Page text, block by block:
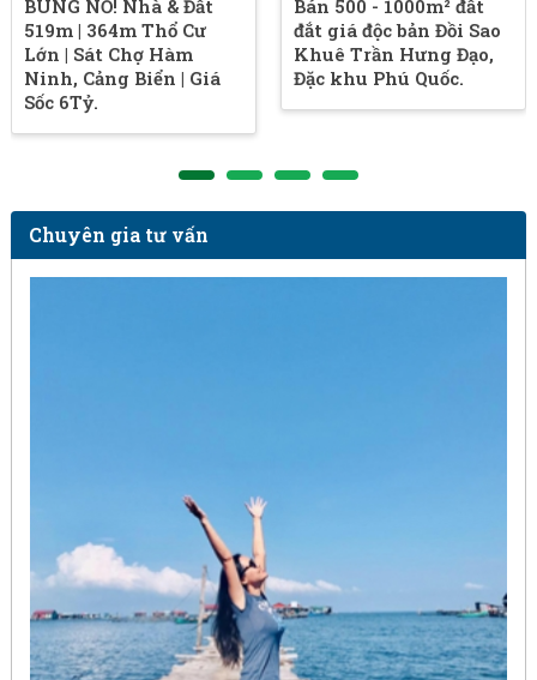
BÙNG NỔ! Nhà & Đất
519m | 364m Thổ Cư
Lớn | Sát Chợ Hàm
Ninh, Cảng Biển | Giá
Sốc 6Tỷ.
Bán 500 - 1000m² đất
đắt giá độc bản Đồi Sao
Khuê Trần Hưng Đạo,
Đặc khu Phú Quốc.
Chuyên gia tư vấn